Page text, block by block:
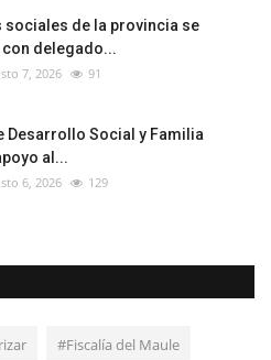
sociales de la provincia se
delegado...
7, 2026 91
Desarrollo Social y Familia
al...
6, 2026 129
#Fiscalía del Maule